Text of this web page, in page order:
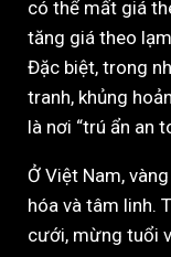
có thể mất giá
tăng giá theo
Đặc biệt, trong
tranh, khủng
là nơi “trú ẩn an
Ở Việt Nam,
hóa và tâm linh.
cưới, mừng tuổi